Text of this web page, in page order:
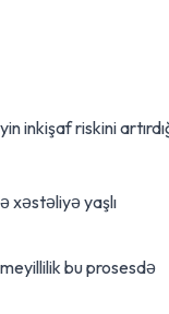
inkişaf riskini
xəstəliyə yaşlı
bu prosesdə